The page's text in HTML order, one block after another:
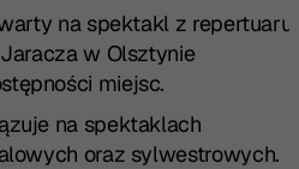
na spektakl z repertuaru
w Olsztynie
miejsc.
na spektaklach
oraz sylwestrowych.